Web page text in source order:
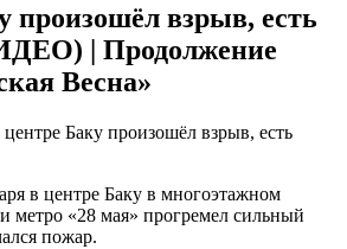
произошёл взрыв, есть
| Продолжение
Весна»
Баку произошёл взрыв, есть
в центре Баку в многоэтажном
метро «28 мая» прогремел сильный
пожар.